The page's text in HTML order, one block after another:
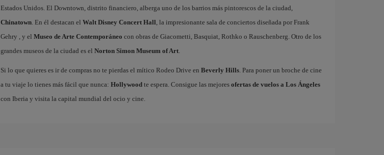
Estados Unidos. El Downtown, distrito financiero, alberga uno de los barrios más pintorescos de la ciudad,
Chinatown. En él destacan el Walt Disney Concert Hall, la impresionante sala de conciertos diseñada por Frank
Gehry , y el Museo de Arte Contemporáneo con obras de Giacometti, Basquiat, Rothko o Rauschenberg. Otro de los
grandes museos de la ciudad es el Norton Simon Museum of Art.
Si lo que quieres es ir de compras no te pierdas el mítico Rodeo Drive en Beverly Hills. Para poner un broche de cine
a tu viaje lo tienes más fácil que nunca: Hollywoodte espera. Consigue las mejores ofertas de vuelos a Los Ángeles
con Iberia y visita la capital mundial del ocio y cine.